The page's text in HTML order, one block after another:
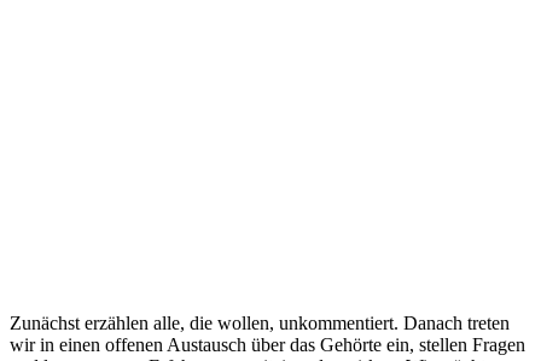
Zunächst erzählen alle, die wollen, unkommentiert. Danach treten
wir in einen offenen Austausch über das Gehörte ein, stellen Fragen